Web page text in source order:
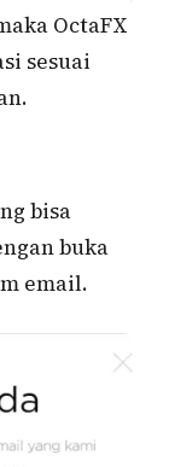
OctaFX
sesuai
bisa
buka
email.